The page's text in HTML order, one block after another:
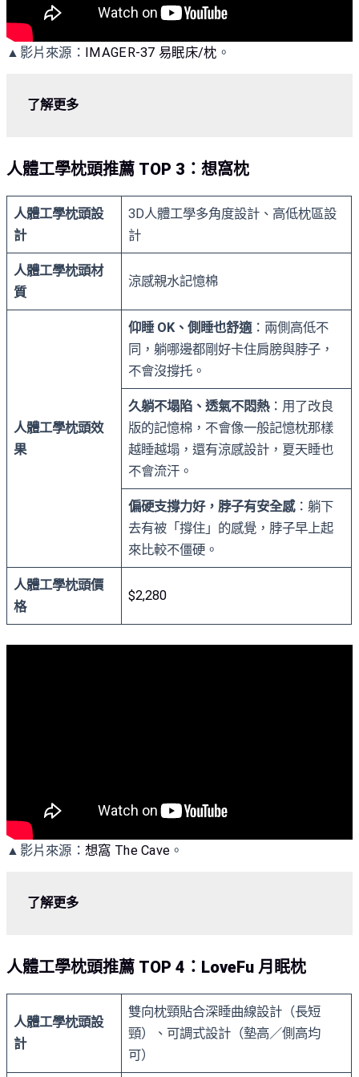
▲影片來源： IMAGER-37 易眠床/枕 。
了解更多
人體工學枕頭推薦 TOP 3：想窩枕
人體工學枕頭設
計
3D人體工學多角度設計、高低枕區設
計
人體工學枕頭材
質
涼感親水記憶棉
人體工學枕頭效
果
仰睡 OK、側睡也舒適：兩側高低不
同，躺哪邊都剛好卡住肩膀與脖子，
不會沒撐托。
久躺不塌陷、透氣不悶熱：用了改良
版的記憶棉，不會像一般記憶枕那樣
越睡越塌，還有涼感設計，夏天睡也
不會流汗。
偏硬支撐力好，脖子有安全感：躺下
去有被「撐住」的感覺，脖子早上起
來比較不僵硬。
人體工學枕頭價
格
$2,280
▲影片來源：想窩 The Cave 。
了解更多
人體工學枕頭推薦 TOP 4：LoveFu 月眠枕
人體工學枕頭設
計
雙向枕頸貼合深睡曲線設計（長短
頸）、可調式設計（墊高／側高均
可）